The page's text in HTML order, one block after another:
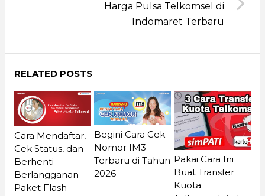
Harga Pulsa Telkomsel di
Indomaret Terbaru
RELATED POSTS
Cara Mendaftar,
Cek Status, dan
Berhenti
Berlangganan
Paket Flash
Begini Cara Cek
Nomor IM3
Terbaru di Tahun
2026
Pakai Cara Ini
Buat Transfer
Kuota